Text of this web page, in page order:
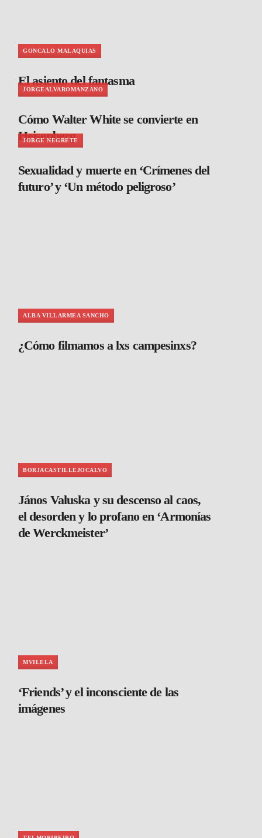
GONCALO MALAQUIAS
El asiento del fantasma
JORGEALVAROMANZANO
Cómo Walter White se convierte en
Heisenberg
JORGE NEGRETE
Sexualidad y muerte en ‘Crímenes del
futuro’ y ‘Un método peligroso’
ALBA VILLARMEA SANCHO
¿Cómo filmamos a lxs campesinxs?
BORJACASTILLEJOCALVO
János Valuska y su descenso al caos,
el desorden y lo profano en ‘Armonías
de Werckmeister’
MVILELA
‘Friends’ y el inconsciente de las
imágenes